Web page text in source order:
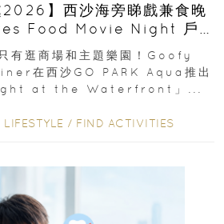
2026】西沙海旁睇戲兼食晚
Food Movie Night 戶
有逛商場和主題樂園！Goofy
在西沙GO PARK Aqua推出
at the Waterfront」...
LIFESTYLE / FIND ACTIVITIES